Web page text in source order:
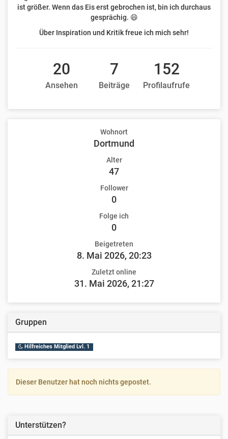
ist größer. Wenn das Eis erst gebrochen ist, bin ich durchaus
gesprächig. 😄
Über Inspiration und Kritik freue ich mich sehr!
20
Ansehen
7
Beiträge
152
Profilaufrufe
Wohnort
Dortmund
Alter
47
Follower
0
Folge ich
0
Beigetreten
8. Mai 2026, 20:23
Zuletzt online
31. Mai 2026, 21:27
Gruppen
Hilfreiches Mitglied Lvl. 1
Dieser Benutzer hat noch nichts gepostet.
Unterstützen?